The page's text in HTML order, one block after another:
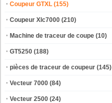
Coupeur GTXL (155)
Coupeur Xlc7000 (210)
Machine de traceur de coupe (10)
GT5250 (188)
pièces de traceur de coupeur (145)
Vecteur 7000 (84)
Vecteur 2500 (24)